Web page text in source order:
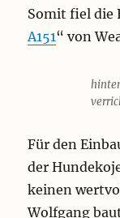
Somit fiel die
A151“ von
Für den
der
keinen
Wolfgang